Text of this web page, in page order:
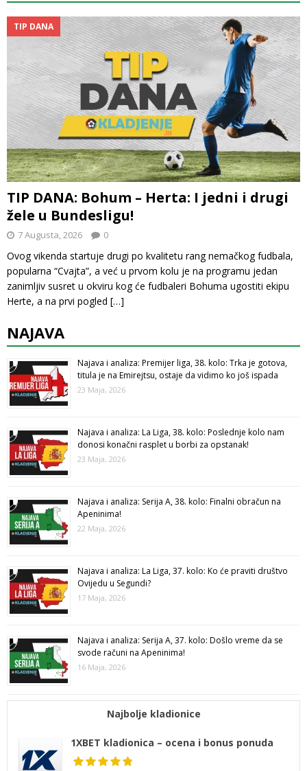
TIP DANA
TIP DANA: Bohum – Herta: I jedni i drugi
žele u Bundesligu!
7 Augusta, 2026 0
Ovog vikenda startuje drugi po kvalitetu rang nemačkog fudbala,
popularna “Cvajta”, a već u prvom kolu je na programu jedan
zanimljiv susret u okviru kog će fudbaleri Bohuma ugostiti ekipu
Herte, a na prvi pogled […]
NAJAVA
Najava i analiza: Premijer liga, 38. kolo: Trka je gotova,
titula je na Emirejtsu, ostaje da vidimo ko još ispada
23 Maja, 2026
Najava i analiza: La Liga, 38. kolo: Poslednje kolo nam
donosi konačni rasplet u borbi za opstanak!
23 Maja, 2026
Najava i analiza: Serija A, 38. kolo: Finalni obračun na
Apeninima!
22 Maja, 2026
Najava i analiza: La Liga, 37. kolo: Ko će praviti društvo
Ovijedu u Segundi?
17 Maja, 2026
Najava i analiza: Serija A, 37. kolo: Došlo vreme da se
svode računi na Apeninima!
16 Maja, 2026
Najbolje kladionice
1XBET kladionica – ocena i bonus ponuda